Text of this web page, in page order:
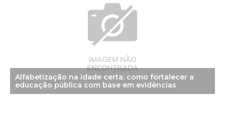
Alfabetização na idade certa: como fortalecer a
educação pública com base em evidências